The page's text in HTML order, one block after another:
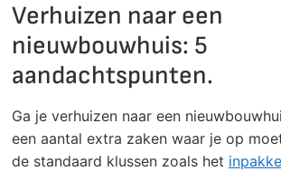
Verhuizen naar een
nieuwbouwhuis: 5
aandachtspunten.
Ga je verhuizen naar een
een aantal extra zaken waar je op
de standaard klussen zoals het